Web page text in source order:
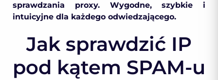
sprawdzania proxy. Wygodne, szybkie i
intuicyjne dla każdego odwiedzającego.
Jak sprawdzić IP
pod kątem SPAM-u